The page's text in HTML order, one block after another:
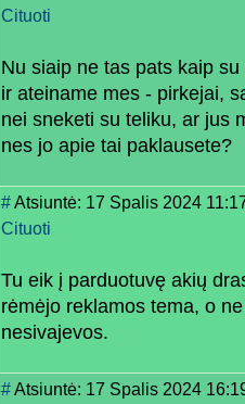
Cituoti
Nu siaip ne tas pats kaip
ir ateiname mes - pirkejai,
nei sneketi su teliku, ar jus
nes jo apie tai paklausete?
#Atsiuntė: 17 Spalis 2024
Cituoti
Tu eik į parduotuvę akių
rėmėjo reklamos tema, o
nesivajevos.
#Atsiuntė: 17 Spalis 2024